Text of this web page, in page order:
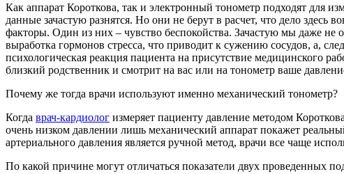
Как аппарат Короткова, так и электронный тонометр подходят для
данные зачастую разнятся. Но они не берут в расчет, что дело
факторы. Один из них – чувство беспокойства. Зачастую мы даже не
выработка гормонов стресса, что приводит к сужению сосудов, а,
психологическая реакция пациента на присутствие медицинского
близкий родственник и смотрит на вас или на тонометр ваше
Почему же тогда врачи используют именно механический тонометр?
Когда врач-кардиолог измеряет пациенту давление методом
очень низком давлении лишь механический аппарат покажет
артериального давления является ручной метод, врачи все чаще
По какой причине могут отличаться показатели двух проведенных